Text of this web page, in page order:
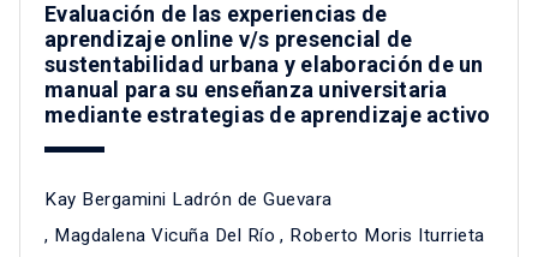
Evaluación de las experiencias de
aprendizaje online v/s presencial de
sustentabilidad urbana y elaboración de un
manual para su enseñanza universitaria
mediante estrategias de aprendizaje activo
Kay Bergamini Ladrón de Guevara
, Magdalena Vicuña Del Río , Roberto Moris Iturrieta